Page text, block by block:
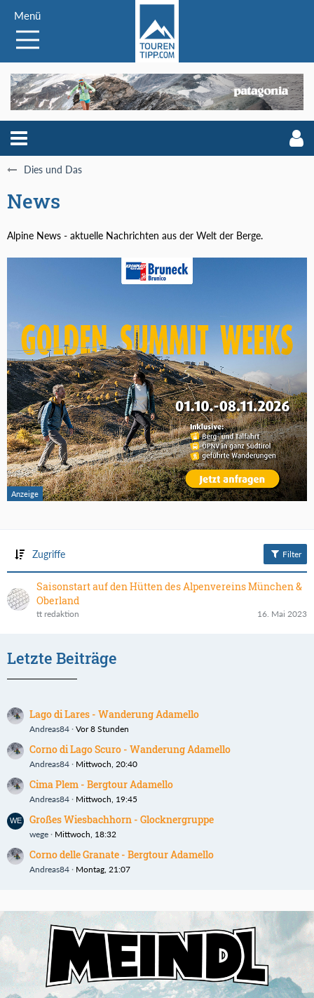
Menü
Dies und Das
News
Alpine News - aktuelle Nachrichten aus der Welt der Berge.
Zugriffe Filter
Saisonstart auf den Hütten des Alpenvereins München &
Oberland
tt redaktion 16. Mai 2023
Letzte Beiträge
Lago di Lares - Wanderung Adamello
Andreas84 Vor 8 Stunden
Corno di Lago Scuro - Wanderung Adamello
Andreas84 Mittwoch, 20:40
Cima Plem - Bergtour Adamello
Andreas84 Mittwoch, 19:45
Großes Wiesbachhorn - Glocknergruppe
wege Mittwoch, 18:32
Corno delle Granate - Bergtour Adamello
Andreas84 Montag, 21:07